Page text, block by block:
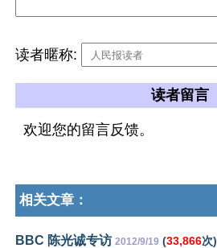
读者暱称:
读者留言
欢迎您的留言反馈。
相关文章：
BBC 陈光诚专访 2012/9/19 (33,866次)